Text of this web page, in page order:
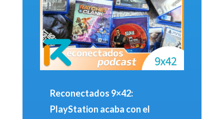
Reconectados 9×42:
PlayStation acaba con el